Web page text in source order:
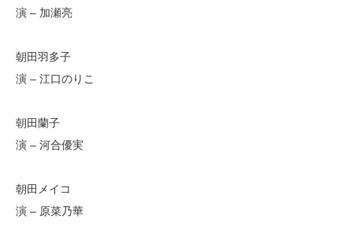
演 – 加瀬亮
朝田羽多子
演 – 江口のりこ
朝田蘭子
演 – 河合優実
朝田メイコ
演 – 原菜乃華